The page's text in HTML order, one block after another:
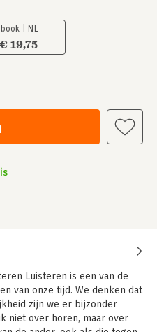
book | NL
€ 19,75
Luisteren is een van de
van onze tijd. We denken dat
zijn we er bijzonder
niet over horen, maar over